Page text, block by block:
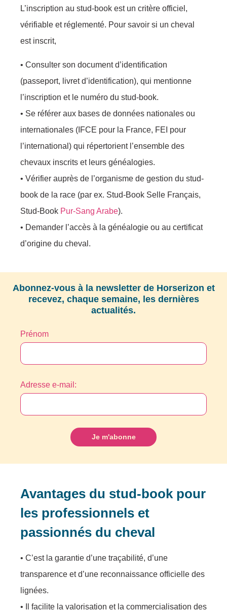
L’inscription au stud-book est un critère officiel,
vérifiable et réglementé. Pour savoir si un cheval
est inscrit,
• Consulter son document d’identification
(passeport, livret d’identification), qui mentionne
l’inscription et le numéro du stud-book.
• Se référer aux bases de données nationales ou
internationales (IFCE pour la France, FEI pour
l’international) qui répertorient l’ensemble des
chevaux inscrits et leurs généalogies.
• Vérifier auprès de l’organisme de gestion du stud-
book de la race (par ex. Stud-Book Selle Français,
Stud-Book Pur-Sang Arabe).
• Demander l’accès à la généalogie ou au certificat
d’origine du cheval.
Abonnez-vous à la newsletter de Horserizon et
recevez, chaque semaine, les dernières
actualités.
Prénom
Adresse e-mail:
Avantages du stud-book pour
les professionnels et
passionnés du cheval
• C’est la garantie d’une traçabilité, d’une
transparence et d’une reconnaissance officielle des
lignées.
• Il facilite la valorisation et la commercialisation des